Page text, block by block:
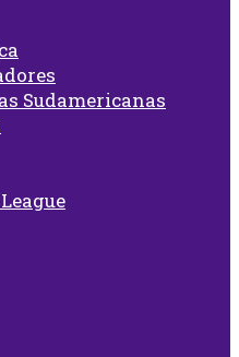
Sudamericanas